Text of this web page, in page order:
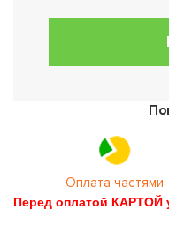
Оплата частями
Перед оплатой КАРТОЙ